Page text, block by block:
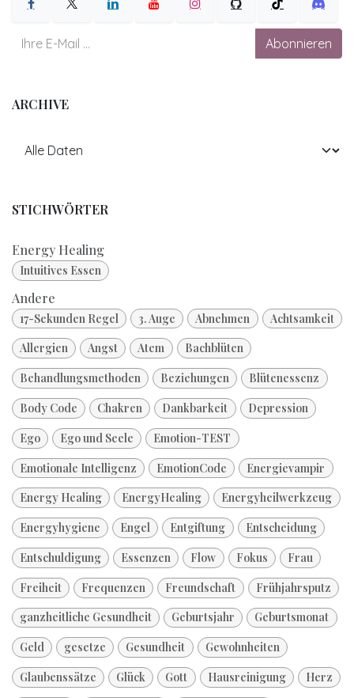
Abonnieren
ARCHIVE
STICHWÖRTER
Energy Healing
Intuitives Essen
Andere
17-Sekunden Regel 3. Auge Abnehmen
Achtsamkeit
Allergien
Angst Atem
Bachblüten
Behandlungsmethoden
Beziehungen
Blütenessenz
Body Code
Chakren Dankbarkeit
Depression
Ego
Ego und Seele
Emotion-TEST
Emotionale Intelligenz
EmotionCode
Energievampir
Energy Healing
EnergyHealing
Energyheilwerkzeug
Energyhygiene
Engel Entgiftung
Entscheidung
Entschuldigung
Essenzen Flow Fokus
Frau
Freiheit
Frequenzen Freundschaft
Frühjahrsputz
ganzheitliche Gesundheit
Geburtsjahr
Geburtsmonat
Geld
gesetze Gesundheit
Gewohnheiten
Glaubenssätze
Glück Gott Hausreinigung
Herz